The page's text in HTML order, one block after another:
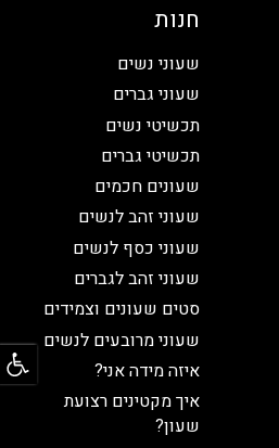
חנות
שעוני נשים
שעוני גברים
תכשיטי נשים
תכשיטי גברים
שעונים חכמים
שעוני זהב לנשים
שעוני כסף לנשים
שעוני זהב לגברים
סטים שעונים וצמידים
שעוני מרובעים לנשים
איזה מידה אני?
איך מקטינים רצועת
שעון?